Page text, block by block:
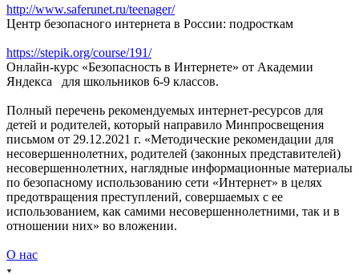
http://www.saferunet.ru/teenager/
Центр безопасного интернета в России: подросткам
https://stepik.org/course/191/
Онлайн-курс «Безопасность в Интернете» от Академии
Яндекса для школьников 6-9 классов.
Полный перечень рекомендуемых интернет-ресурсов для
детей и родителей, который направило Минпросвещения
письмом от 29.12.2021 г. «Методические рекомендации для
несовершеннолетних, родителей (законных представителей)
несовершеннолетних, наглядные информационные материалы
по безопасному использованию сети «Интернет» в целях
предотвращения преступлений, совершаемых с ее
использованием, как самими несовершеннолетними, так и в
отношении них» во вложении.
О нас